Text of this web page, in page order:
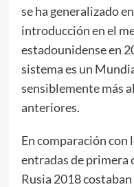
se ha generalizado
introducción en el
estadounidense en
sistema es un
sensiblemente más
anteriores.
En comparación con
entradas de primera
Rusia 2018